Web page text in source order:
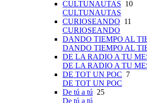
CULTUNAUTAS 10
CULTUNAUTAS
CURIOSEANDO 11
CURIOSEANDO
DANDO TIEMPO AL
DANDO TIEMPO AL
DE LA RADIO A TU
DE LA RADIO A TU
DE TOT UN POC 7
DE TOT UN POC
De tú a tú 25
De tú a tú